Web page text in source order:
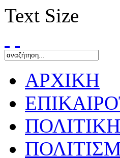
Text Size
ΑΡΧΙΚΗ
ΠΟΛΙΤΙΚΗ